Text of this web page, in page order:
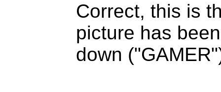
Correct, this is
picture has
down ("GAMER"